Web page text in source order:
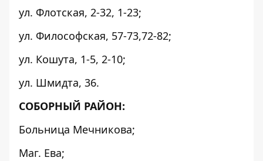
ул. Флотская, 2-32, 1-23;
ул. Философская, 57-73,72-82;
ул. Кошута, 1-5, 2-10;
ул. Шмидта, 36.
СОБОРНЫЙ РАЙОН:
Больница Мечникова;
Маг. Ева;